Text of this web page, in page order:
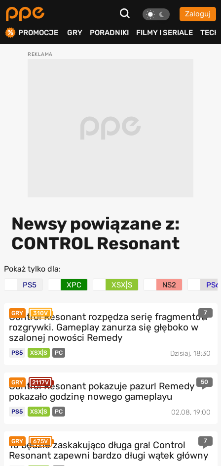
Zaloguj
PROMOCJE GRY PORADNIKI FILMY I SERIALE TECH
Newsy powiązane z:
CONTROL Resonant
Pokaż tylko dla:
PS5 XPC XSX|S NS2 PS6
GRY 310V 7
Control Resonant rozpędza serię fragmentów
rozgrywki. Gameplay zanurza się głęboko w
szalonej nowości Remedy
PS5 XSX|S PC Dzisiaj, 18:30
GRY 2117V 50
Control Resonant pokazuje pazur! Remedy
pokazało godzinę nowego gameplayu
PS5 XSX|S PC 02.08, 19:00
GRY 675V 7
To będzie zaskakująco długa gra! Control
Resonant zapewni bardzo długi wątek główny